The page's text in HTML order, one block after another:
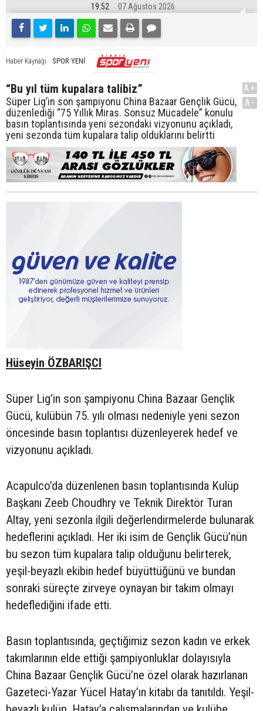
19:52 07 Ağustos 2026
Haber Kaynağı SPOR YENİ
“Bu yıl tüm kupalara talibiz”
Süper Lig’in son şampiyonu China Bazaar Gençlik Gücü,
düzenlediği “75 Yıllık Miras. Sonsuz Mücadele” konulu
basın toplantısında yeni sezondaki vizyonunu açıkladı,
yeni sezonda tüm kupalara talip olduklarını belirtti
A+
A-
Hüseyin ÖZBARIŞCI
Süper Lig’in son şampiyonu China Bazaar Gençlik
Gücü, kulübün 75. yılı olması nedeniyle yeni sezon
öncesinde basın toplantısı düzenleyerek hedef ve
vizyonunu açıkladı.
Acapulco’da düzenlenen basın toplantısında Kulüp
Başkanı Zeeb Choudhry ve Teknik Direktör Turan
Altay, yeni sezonla ilgili değerlendirmelerde bulunarak
hedeflerini açıkladı. Her iki isim de Gençlik Gücü’nün
bu sezon tüm kupalara talip olduğunu belirterek,
yeşil-beyazlı ekibin hedef büyüttüğünü ve bundan
sonraki süreçte zirveye oynayan bir takım olmayı
hedeflediğini ifade etti.
Basın toplantısında, geçtiğimiz sezon kadın ve erkek
takımlarının elde ettiği şampiyonluklar dolayısıyla
China Bazaar Gençlik Gücü’ne özel olarak hazırlanan
Gazeteci-Yazar Yücel Hatay’ın kitabı da tanıtıldı. Yeşil-